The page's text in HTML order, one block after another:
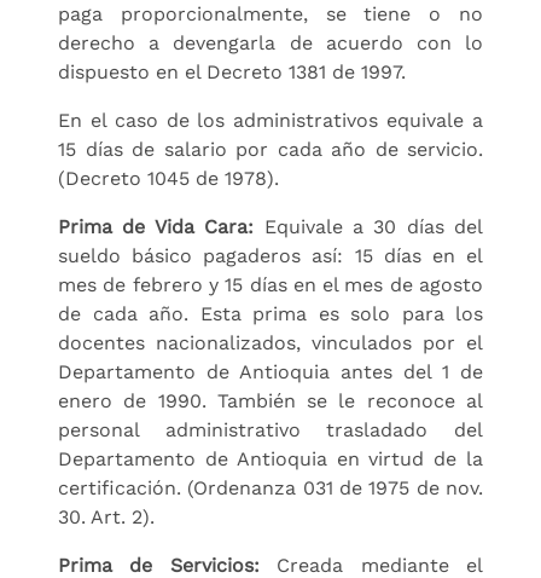
paga proporcionalmente, se tiene o no
derecho a devengarla de acuerdo con lo
dispuesto en el Decreto 1381 de 1997.
En el caso de los administrativos equivale a
15 días de salario por cada año de servicio.
(Decreto 1045 de 1978).
Prima de Vida Cara: Equivale a 30 días del
sueldo básico pagaderos así: 15 días en el
mes de febrero y 15 días en el mes de agosto
de cada año. Esta prima es solo para los
docentes nacionalizados, vinculados por el
Departamento de Antioquia antes del 1 de
enero de 1990. También se le reconoce al
personal administrativo trasladado del
Departamento de Antioquia en virtud de la
certificación. (Ordenanza 031 de 1975 de nov.
30. Art. 2).
Prima de Servicios: Creada mediante el